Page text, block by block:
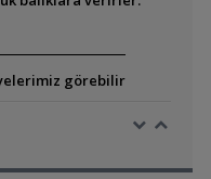
görebilir